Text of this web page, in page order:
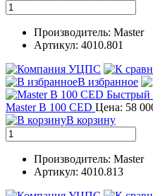
Производитель: Master
Артикул: 4010.801
В избранное
Быстрый
Master B 100 CED Цена: 58
В корзину
Производитель: Master
Артикул: 4010.813